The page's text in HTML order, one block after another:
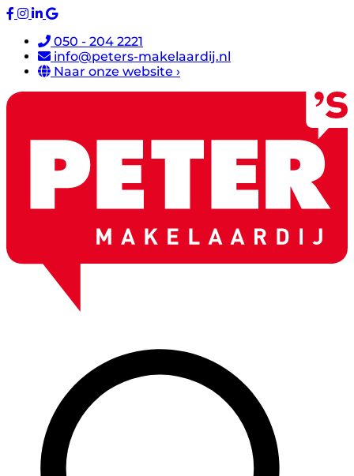
050 - 204 2221
info@peters-makelaardij.nl
Naar onze website ›